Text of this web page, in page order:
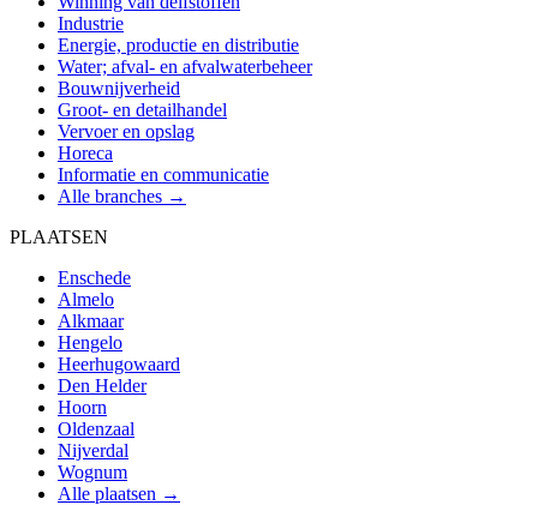
Industrie
Energie, productie en distributie
Water; afval- en afvalwaterbeheer
Bouwnijverheid
Groot- en detailhandel
Vervoer en opslag
Horeca
Informatie en communicatie
Alle branches →
PLAATSEN
Enschede
Almelo
Alkmaar
Hengelo
Heerhugowaard
Den Helder
Hoorn
Oldenzaal
Nijverdal
Wognum
Alle plaatsen →